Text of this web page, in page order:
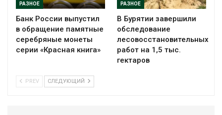
РАЗНОЕ
Банк России выпустил
в обращение памятные
серебряные монеты
серии «Красная книга»
РАЗНОЕ
В Бурятии завершили
обследование
лесовосстановительных
работ на 1,5 тыс.
гектаров
PREV СЛЕДУЮЩИЙ